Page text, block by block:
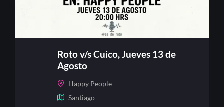
Roto v/s Cuico, Jueves 13 de
Agosto
Happy People
Santiago